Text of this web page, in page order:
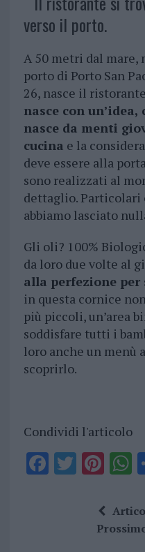
verso il porto.
A 50 metri dal mare,
porto di Porto San
26, nasce il
nasce con
nasce da menti
cucina e la
deve essere alla
sono realizzati al
dettaglio. Particolari
abbiamo lasciato
Gli oli? 100%
da loro due volte al
alla perfezione
in questa cornice
più piccoli, un’area
soddisfare tutti i
loro anche un menù
scoprirlo.
Condividi l'articolo
F T Pi
te
res